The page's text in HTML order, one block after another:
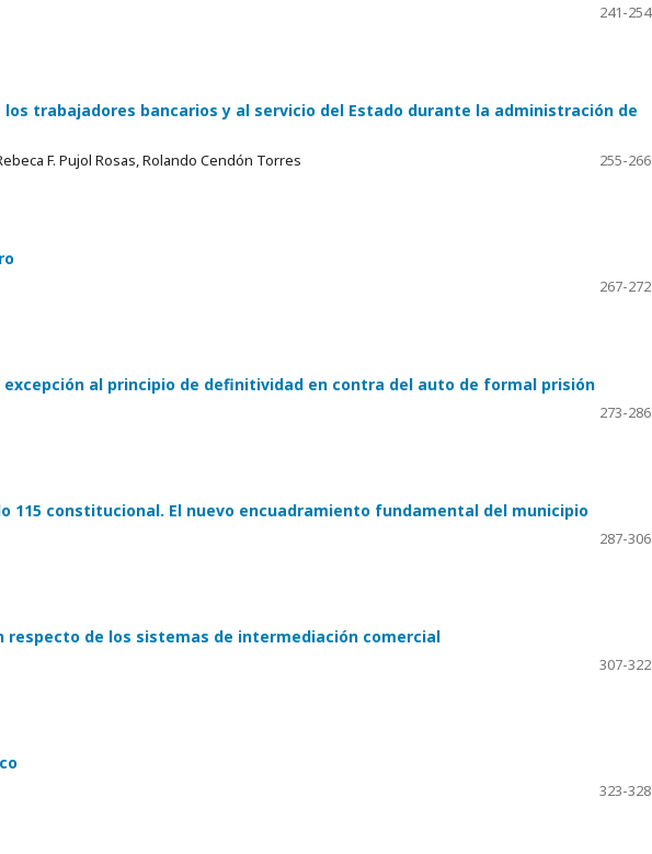
241-254
trabajadores bancarios y al servicio del Estado durante la administración de
F. Pujol Rosas, Rolando Cendón Torres
255-266
267-272
al principio de definitividad en contra del auto de formal prisión
273-286
115 constitucional. El nuevo encuadramiento fundamental del municipio
287-306
respecto de los sistemas de intermediación comercial
307-322
323-328